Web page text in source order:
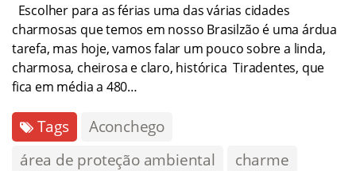
Escolher para as férias uma das várias cidades
charmosas que temos em nosso Brasilzão é uma árdua
tarefa, mas hoje, vamos falar um pouco sobre a linda,
charmosa, cheirosa e claro, histórica Tiradentes, que
fica em média a 480…
Tags
Aconchego
área de proteção ambiental
charme